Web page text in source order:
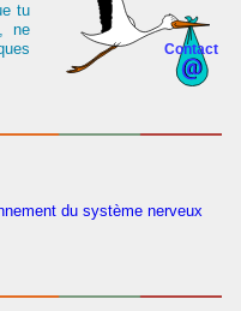
Contact
tu
ne
du système nerveux